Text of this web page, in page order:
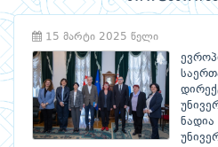
15 მარტი 2025 წელი
ნადია